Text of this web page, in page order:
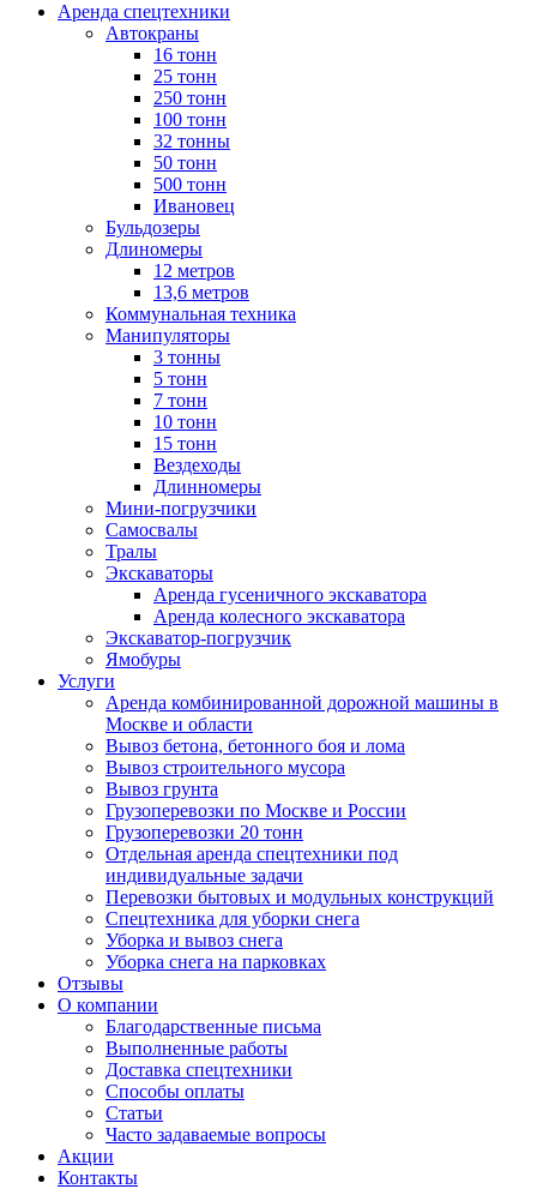
Аренда спецтехники
Автокраны
16 тонн
25 тонн
250 тонн
100 тонн
32 тонны
50 тонн
500 тонн
Ивановец
Бульдозеры
Длиномеры
12 метров
13,6 метров
Коммунальная техника
Манипуляторы
3 тонны
5 тонн
7 тонн
10 тонн
15 тонн
Вездеходы
Длинномеры
Мини-погрузчики
Самосвалы
Тралы
Экскаваторы
Аренда гусеничного экскаватора
Аренда колесного экскаватора
Экскаватор-погрузчик
Ямобуры
Услуги
Аренда комбинированной дорожной машины в
Москве и области
Вывоз бетона, бетонного боя и лома
Вывоз строительного мусора
Вывоз грунта
Грузоперевозки по Москве и России
Грузоперевозки 20 тонн
Отдельная аренда спецтехники под
индивидуальные задачи
Перевозки бытовых и модульных конструкций
Спецтехника для уборки снега
Уборка и вывоз снега
Уборка снега на парковках
Отзывы
О компании
Благодарственные письма
Выполненные работы
Доставка спецтехники
Способы оплаты
Статьи
Часто задаваемые вопросы
Акции
Контакты